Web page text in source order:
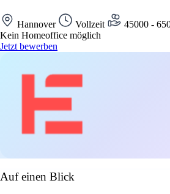
Hannover Vollzeit
45000 -
Kein Homeoffice möglich
Jetzt bewerben
Auf einen Blick